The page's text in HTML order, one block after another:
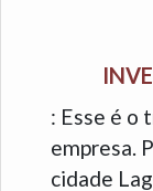
: Esse é o
empresa.
cidade